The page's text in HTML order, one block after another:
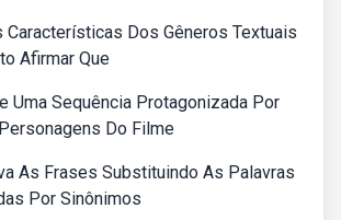
Características Dos Gêneros Textuais
Afirmar Que
Uma Sequência Protagonizada Por
Do Filme
As Frases Substituindo As Palavras
Por Sinônimos